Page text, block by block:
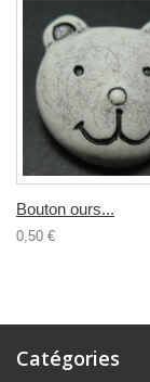
Bouton ours...
0,50 €
Catégories